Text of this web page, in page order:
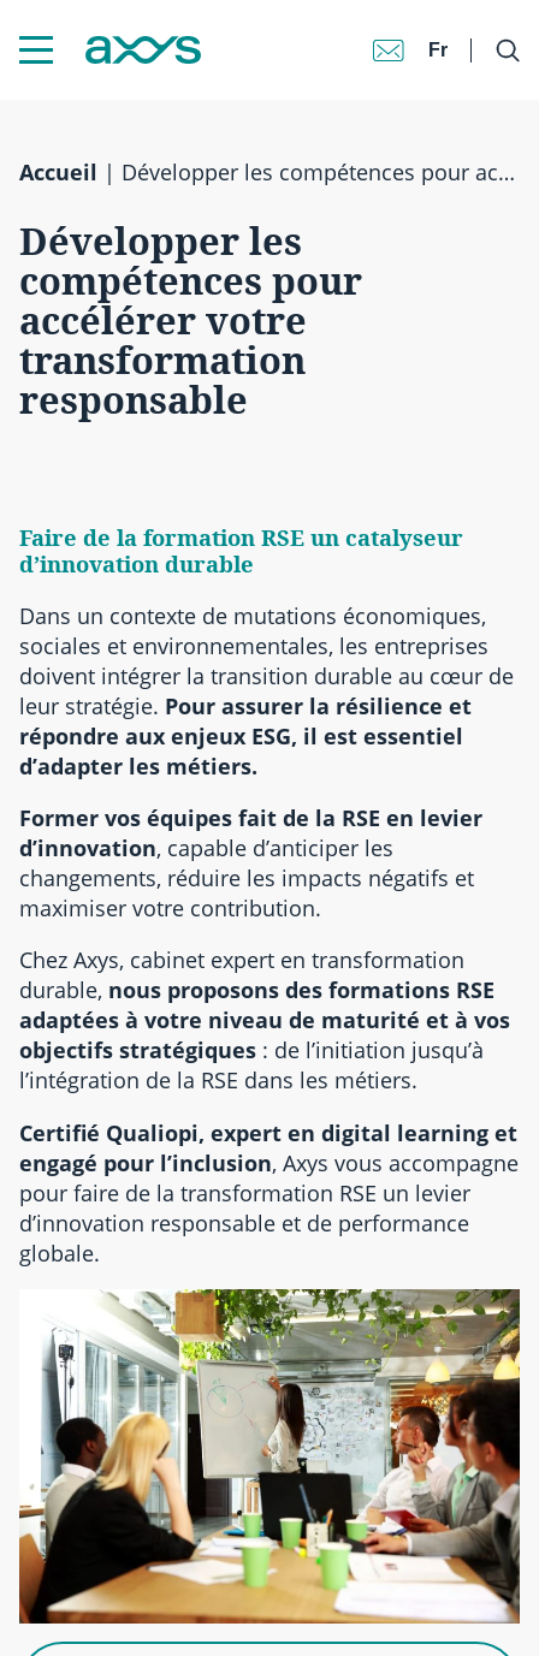
Fr
Accueil | Développer les compétences pour accélérer votre transformation responsable
Développer les
compétences pour
accélérer votre
transformation
responsable
Faire de la formation RSE un catalyseur
d’innovation durable
Dans un contexte de mutations économiques,
sociales et environnementales, les entreprises
doivent intégrer la transition durable au cœur de
leur stratégie. Pour assurer la résilience et
répondre aux enjeux ESG, il est essentiel
d’adapter les métiers.
Former vos équipes fait de la RSE en levier
d’innovation, capable d’anticiper les
changements, réduire les impacts négatifs et
maximiser votre contribution.
Chez Axys, cabinet expert en transformation
durable, nous proposons des formations RSE
adaptées à votre niveau de maturité et à vos
objectifs stratégiques : de l’initiation jusqu’à
l’intégration de la RSE dans les métiers.
Certifié Qualiopi, expert en digital learning et
engagé pour l’inclusion, Axys vous accompagne
pour faire de la transformation RSE un levier
d’innovation responsable et de performance
globale.